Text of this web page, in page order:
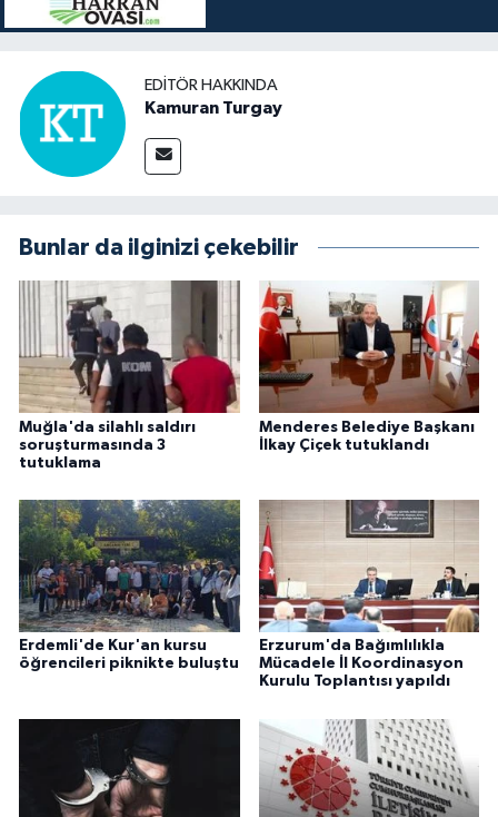
EDITÖR HAKKINDA
Kamuran Turgay
Bunlar da ilginizi çekebilir
Muğla'da silahlı saldırı
soruşturmasında 3
tutuklama
Menderes Belediye Başkanı
İlkay Çiçek tutuklandı
Erdemli'de Kur'an kursu
öğrencileri piknikte buluştu
Erzurum'da Bağımlılıkla
Mücadele İl Koordinasyon
Kurulu Toplantısı yapıldı